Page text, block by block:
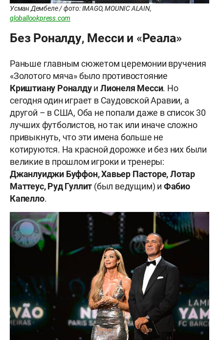
Усман Дембеле / фото: IMAGO, MOUNIC ALAIN,
globallookpress.com
Без Роналду, Месси и «Реала»
Раньше главным сюжетом церемонии вручения
«Золотого мяча» было противостояние
Криштиану РоналдуиЛионеля Месси. Но
сегодня один играет в Саудовской Аравии, а
другой – в США, Оба не попали даже в список 30
лучших футболистов, но так или иначе сложно
привыкнуть, что эти имена больше не
котируются. На красной дорожке и без них были
великие в прошлом игроки и тренеры:
Джанлуиджи Буффон, Хавьер Пасторе, Лотар
Маттеус, Руд Гуллит (был ведущим) и Фабио
Капелло.